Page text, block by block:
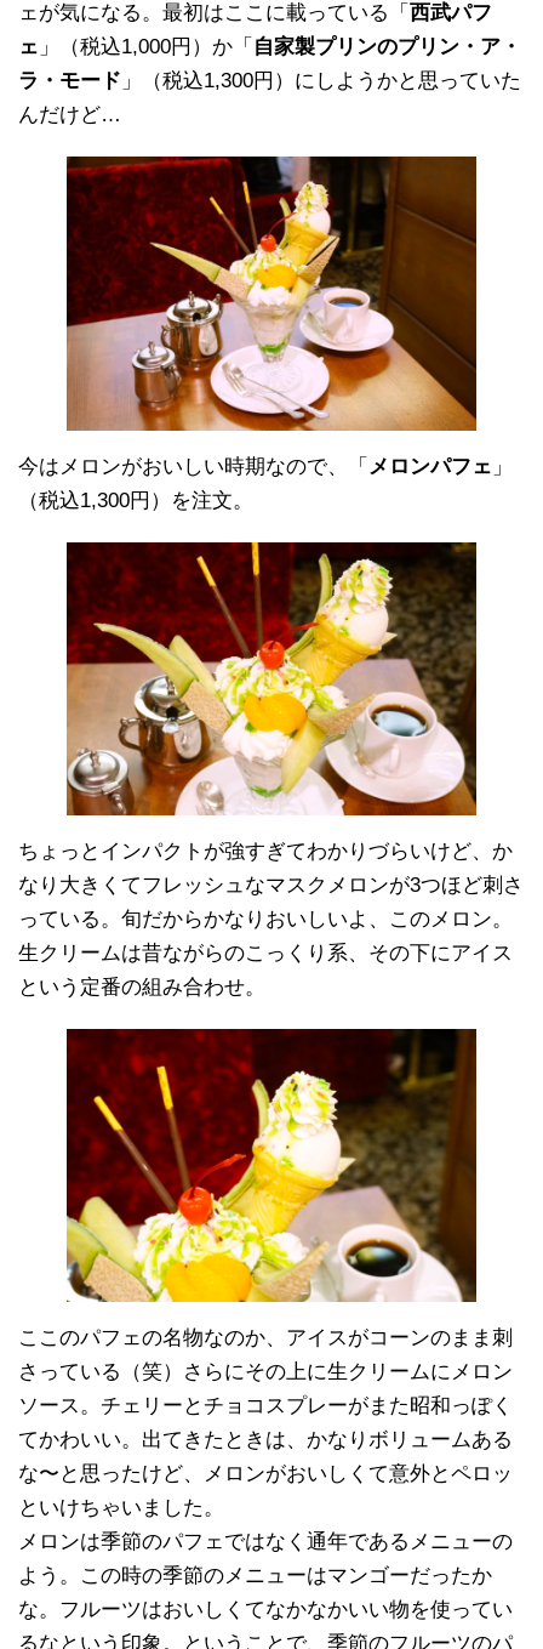
ェが気になる。最初はここに載っている「 西武パフ
ェ 」（税込1,000円）か「 自家製プリンのプリン・ア・
ラ・モード 」（税込1,300円）にしようかと思っていた
んだけど…
今はメロンがおいしい時期なので、「 メロンパフェ 」
（税込1,300円）を注文。
ちょっとインパクトが強すぎてわかりづらいけど、か
なり大きくてフレッシュなマスクメロンが3つほど刺さ
っている。旬だからかなりおいしいよ、このメロン。
生クリームは昔ながらのこっくり系、その下にアイス
という定番の組み合わせ。
ここのパフェの名物なのか、アイスがコーンのまま刺
さっている（笑）さらにその上に生クリームにメロン
ソース。チェリーとチョコスプレーがまた昭和っぽく
てかわいい。出てきたときは、かなりボリュームある
な〜と思ったけど、メロンがおいしくて意外とペロッ
といけちゃいました。
メロンは季節のパフェではなく通年であるメニューの
よう。この時の季節のメニューはマンゴーだったか
な。フルーツはおいしくてなかなかいい物を使ってい
るなという印象。ということで、季節のフルーツのパ